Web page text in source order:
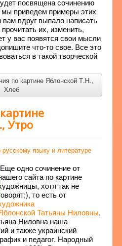
посвящена сочинению
мы приведем примеры этих
вдруг выпало написать
их, изменить,
у вас появятся свои мысли
что-то свое. Все это
в такой творческой
по картине Яблонской Т.Н.,
Хлеб
Утро
языку и литературе
Еще одно сочинение от
сайта по картине
хотя так не
то есть от
Татьяны Ниловны.
Ниловна наша
и также украинский
и педагог. Народный